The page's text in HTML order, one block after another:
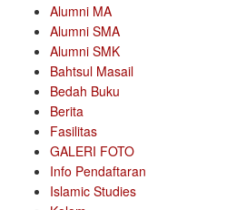
Alumni MA
Alumni SMA
Alumni SMK
Bahtsul Masail
Bedah Buku
Berita
Fasilitas
GALERI FOTO
Info Pendaftaran
Islamic Studies